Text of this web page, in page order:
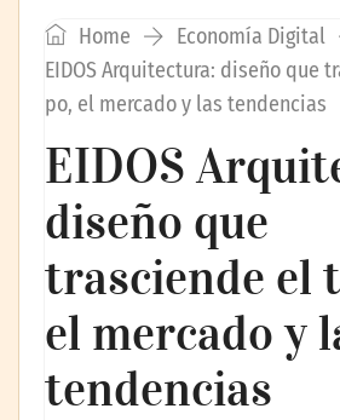
Home
Economía Digital
EIDOS Arquitectura: diseño que
po, el mercado y las tendencias
EIDOS
diseño que
trasciende el
el mercado y
tendencias